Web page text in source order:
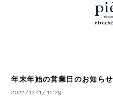
年末年始の営業日のお知らせ
2022/12/17 11:29